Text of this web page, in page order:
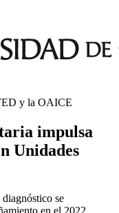
y la OAICE
impulsa
Unidades
se
en el 2022